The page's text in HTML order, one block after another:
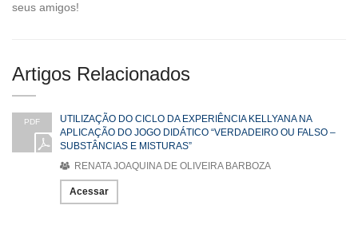
seus amigos!
Artigos Relacionados
PDF
UTILIZAÇÃO DO CICLO DA EXPERIÊNCIA KELLYANA NA
APLICAÇÃO DO JOGO DIDÁTICO “VERDADEIRO OU FALSO –
SUBSTÂNCIAS E MISTURAS”
RENATA JOAQUINA DE OLIVEIRA BARBOZA
Acessar